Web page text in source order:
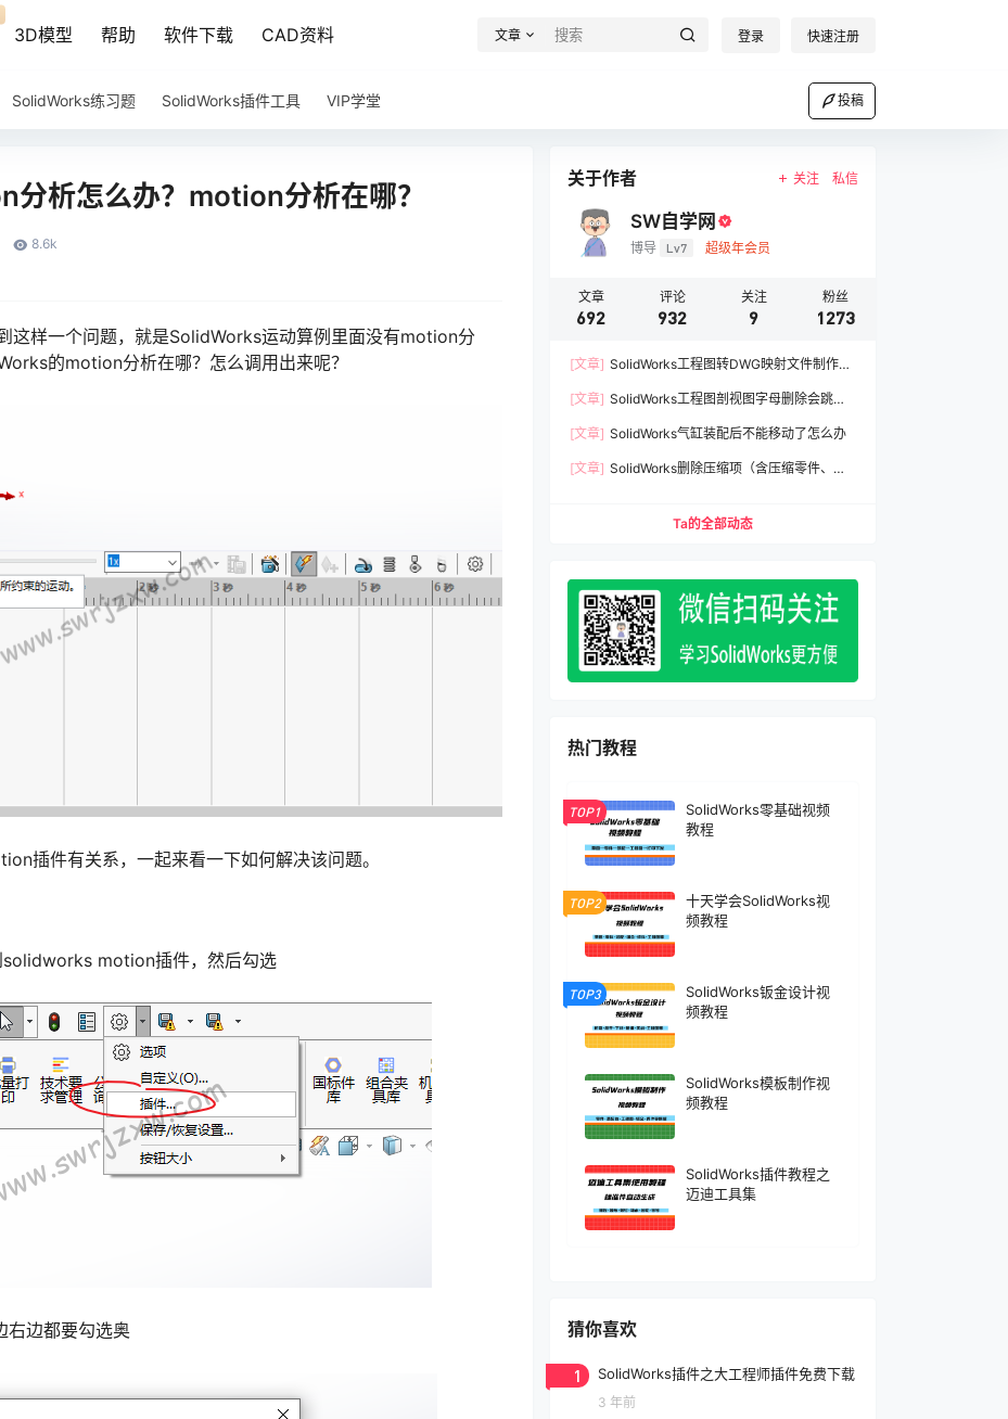
3D模型 帮助 软件下载 CAD资料 文章 登录 快速注册
SolidWorks练习题 SolidWorks插件工具 VIP学堂 投稿
析怎么办？motion分析在哪？
8.6k
这样一个问题，就是SolidWorks运动算例里面没有motion分
的motion分析在哪？怎么调用出来呢？
插件有关系，一起来看一下如何解决该问题。
solidworks motion插件，然后勾选
边都要勾选奥
关于作者 关注 私信
SW自学网
博导 Lv7 超级年会员
文章
692
评论
932
关注
9
粉丝
1273
[文章] SolidWorks工程图转DWG映射文件制作方
[文章] SolidWorks工程图剖视图字母删除会跳过A
[文章] SolidWorks气缸装配后不能移动了怎么办
[文章] SolidWorks删除压缩项（含压缩零件、压
Ta的全部动态
热门教程
TOP1
SolidWorks零基础视频
教程
TOP2
十天学会SolidWorks视
频教程
TOP3
SolidWorks钣金设计视
频教程
SolidWorks模板制作视
频教程
SolidWorks插件教程之
迈迪工具集
猜你喜欢
1 SolidWorks插件之大工程师插件免费下载
3 年前